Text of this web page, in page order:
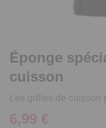
Éponge
cuisson
Les grilles de
6,99 €